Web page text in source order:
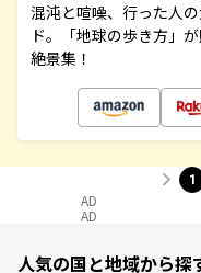
混沌と喧噪、行った人
ド。「地球の歩き方」
絶景集！
1
AD
AD
人気の国と地域から探